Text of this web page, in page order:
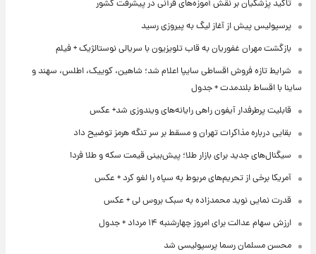
تاکید پزشکیان بر نقش آموزه‌های قرآنی در پیشرفت کشور
پرسپولیس پیش از آغاز لیگ به پیروزی رسید
بازگشت مهران غفوریان به قاب تلویزیون با سریالی نوستالژیک + فیلم
شرایط تازه فروش اقساطی سایپا اعلام شد؛ شاهین، کوییک، اطلس، سهند و
ساینا با اقساط بلندمدت + جدول
قابلیت پرطرفدار آیفون راهی رایانه‌های ویندوزی شد+ عکس
بقایی درباره مذاکرات تهران و مسقط بر سر تنگه هرمز توضیح داد
سیگنال‌های جدید برای بازار طلا؛ پیش‌بینی قیمت سکه و طلا فردا
آمریکا برخی از تحریم‌های مربوط به سپاه را لغو کرد + عکس
قدرت نمایی نوید محمدزاده به سبک بروس لی + عکس
ارزش سهام عدالت برای امروز چهارشنبه ۱۴ مرداد + جدول
محسن مسلمان رسما پرسپولیسی شد